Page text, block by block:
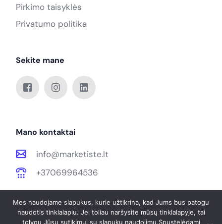
Pirkimo taisyklės
Privatumo politika
Sekite mane
Mano kontaktai
info@marketiste.lt
+37069964536
hello@landio.com
Mes naudojame slapukus, kurie užtikrina, kad Jums bus patogu
naudotis tinklalapiu. Jei toliau naršysite mūsų tinklalapyje, tai
tolygu Jūsų sutikimui su slapukų naudojimu.Spustelėdami